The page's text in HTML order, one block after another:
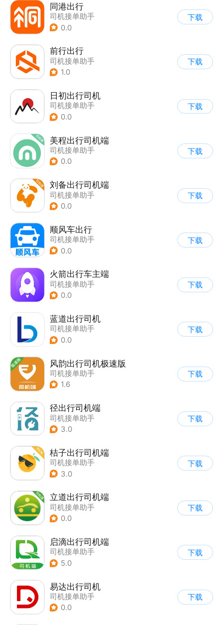
同港出行
司机接单助手
0.0
下载
前行出行
司机接单助手
1.0
下载
日初出行司机
司机接单助手
0.0
下载
美程出行司机端
司机接单助手
0.0
下载
刘备出行司机端
司机接单助手
0.0
下载
顺风车出行
司机接单助手
0.0
下载
火箭出行车主端
司机接单助手
0.0
下载
蓝道出行司机
司机接单助手
0.0
下载
风韵出行司机极速版
司机接单助手
1.6
下载
径出行司机端
司机接单助手
3.0
下载
桔子出行司机端
司机接单助手
3.0
下载
立道出行司机端
司机接单助手
0.0
下载
启滴出行司机端
司机接单助手
5.0
下载
易达出行司机
司机接单助手
0.0
下载